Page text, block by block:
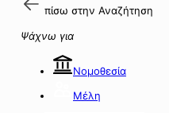
πίσω στην Αναζήτηση
Ψάχνω για
Νομοθεσία
Μέλη